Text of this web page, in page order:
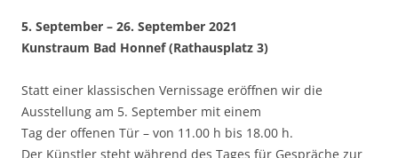
5. September – 26. September 2021
Kunstraum Bad Honnef (Rathausplatz 3)
Statt einer klassischen Vernissage eröffnen wir die
Ausstellung am 5. September mit einem
Tag der offenen Tür – von 11.00 h bis 18.00 h.
Der Künstler steht während des Tages für Gespräche zur